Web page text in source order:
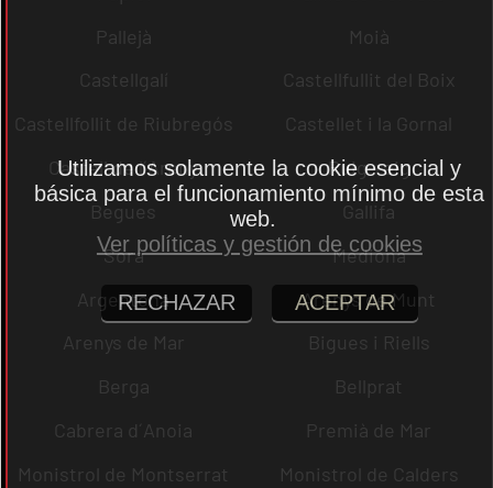
Pallejà
Moià
Castellgalí
Castellfullit del Boix
Castellfollit de Riubregós
Castellet i la Gornal
Castell de l´Areny
Puig-reig
Begues
Gallifa
Sora
Mediona
Argentona
Arenys de Munt
Arenys de Mar
Bigues i Riells
Berga
Bellprat
Cabrera d´Anoia
Premià de Mar
Monistrol de Montserrat
Monistrol de Calders
Utilizamos solamente la cookie esencial y
básica para el funcionamiento mínimo de esta
web.
Ver políticas y gestión de cookies
RECHAZAR ACEPTAR